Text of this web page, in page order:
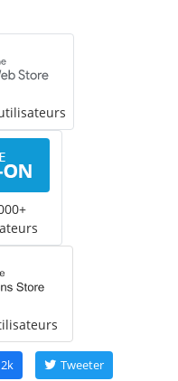
2k Tweeter